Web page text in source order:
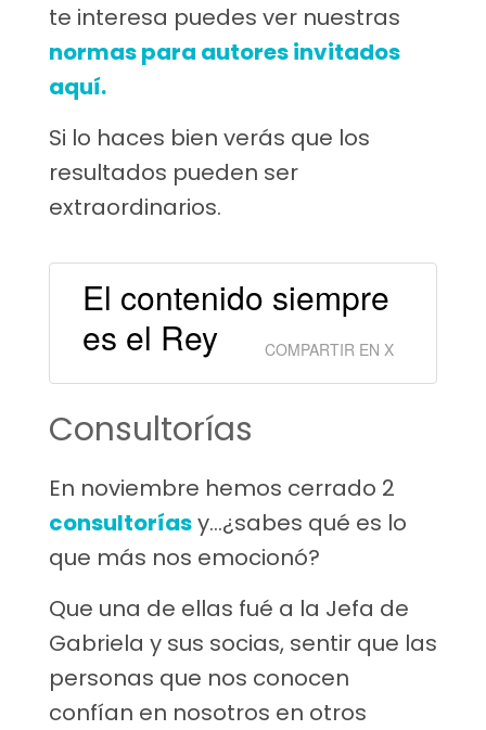
te interesa puedes ver nuestras
normas para autores invitados
aquí.
Si lo haces bien verás que los
resultados pueden ser
extraordinarios.
El contenido siempre
es el Rey
COMPARTIR EN X
Consultorías
En noviembre hemos cerrado 2
consultoríasy…¿sabes qué es lo
que más nos emocionó?
Que una de ellas fué a la Jefa de
Gabriela y sus socias, sentir que las
personas que nos conocen
confían en nosotros en otros